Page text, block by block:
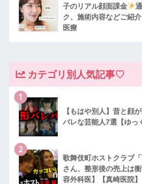
子のリアル顔面課金
ク、施術内容などご紹
医療
カテゴリ別人気記事♡
1
【もはや別人】昔と顔
バレな芸能人7選【ゆっ
2
歌舞伎町ホストクラブ
さん、整形後の売上は
容外科医】【真崎医院】